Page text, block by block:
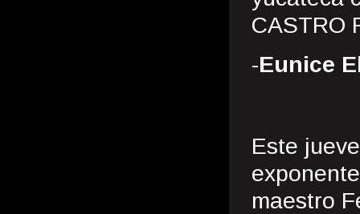
CASTRO
-Eunice
Este
maestro